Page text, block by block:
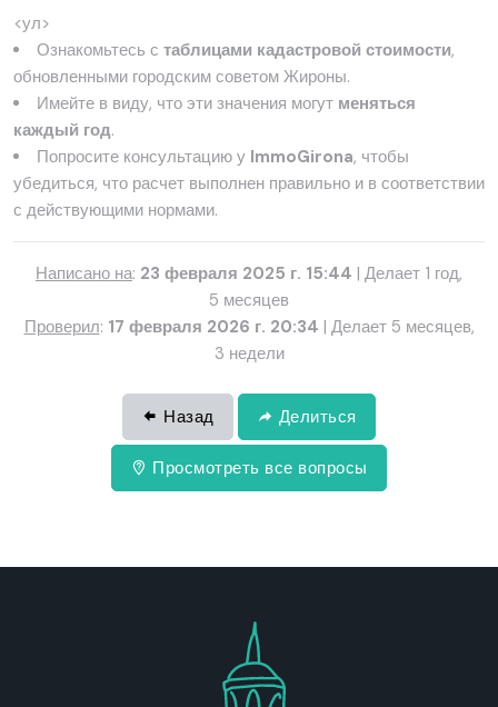
<ул>
Ознакомьтесь с таблицами кадастровой стоимости,
обновленными городским советом Жироны.
Имейте в виду, что эти значения могут меняться
каждый год.
Попросите консультацию у ImmoGirona, чтобы
убедиться, что расчет выполнен правильно и в соответствии
с действующими нормами.
Написано на: 23 февраля 2025 г. 15:44 | Делает 1 год,
5 месяцев
Проверил: 17 февраля 2026 г. 20:34 | Делает 5 месяцев,
3 недели
Назад Делиться
Просмотреть все вопросы